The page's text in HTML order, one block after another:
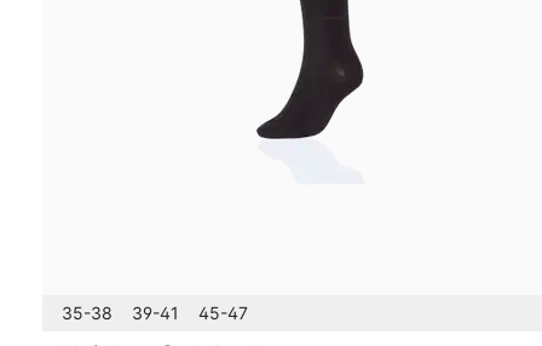
35-38 39-41 45-47